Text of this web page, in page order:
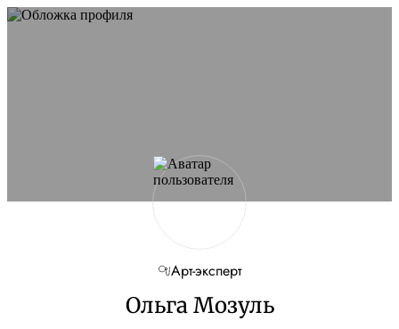
Artists.ru.
Арт-эксперт
Ольга Мозуль